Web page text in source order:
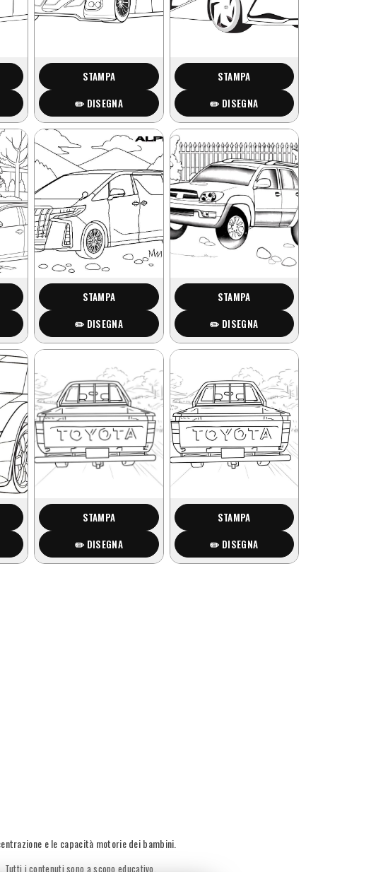
STAMPA
✏️ DISEGNA
STAMPA
✏️ DISEGNA
STAMPA
✏️ DISEGNA
STAMPA
✏️ DISEGNA
STAMPA
✏️ DISEGNA
STAMPA
✏️ DISEGNA
e le capacità motorie dei bambini.
i contenuti sono a scopo educativo.